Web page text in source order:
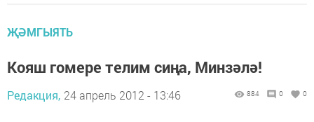
ҖӘМГЫЯТЬ
Кояш гомере телим сиңа, Минзәлә!
Редакция, 24 апрель 2012 - 13:46 884 0 0